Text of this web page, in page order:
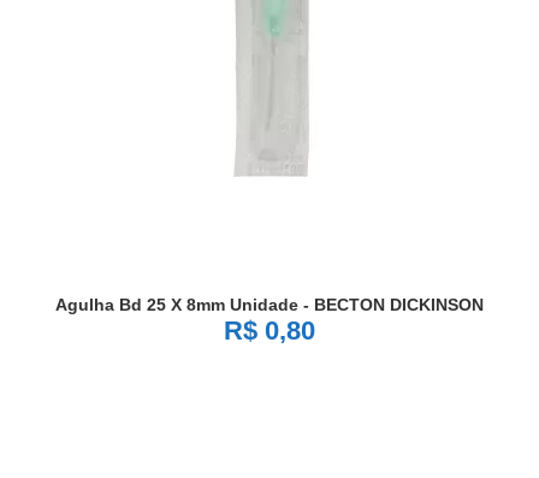
Agulha Bd 25 X 8mm Unidade - BECTON DICKINSON
R$ 0,80